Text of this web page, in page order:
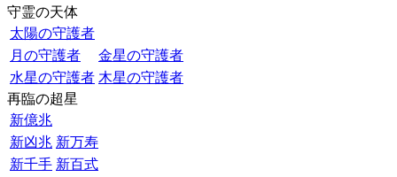
守霊の天体
太陽の守護者
月の守護者
金星の守護者
水星の守護者 木星の守護者
再臨の超星
新億兆
新凶兆 新万寿
新千手 新百式